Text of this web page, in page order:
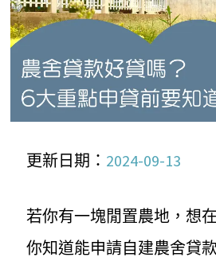
更新日期： 2024-09-13
若你有一塊閒置農地，想
你知道能申請自建農舍貸